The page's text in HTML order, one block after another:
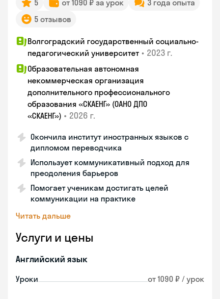
5 от 1090 ₽ за урок
3 года опыта
5 отзывов
Волгоградский государственный социально-
педагогический университет • 2023 г.
Образовательная автономная
некоммерческая организация
дополнительного профессионального
образования «СКАЕНГ» (ОАНО ДПО
«СКАЕНГ») • 2026 г.
Окончила институт иностранных языков с
дипломом переводчика
Использует коммуникативный подход для
преодоления барьеров
Помогает ученикам достигать целей
коммуникации на практике
Читать дальше
Услуги и цены
Английский язык
Уроки от 1090 ₽ / урок